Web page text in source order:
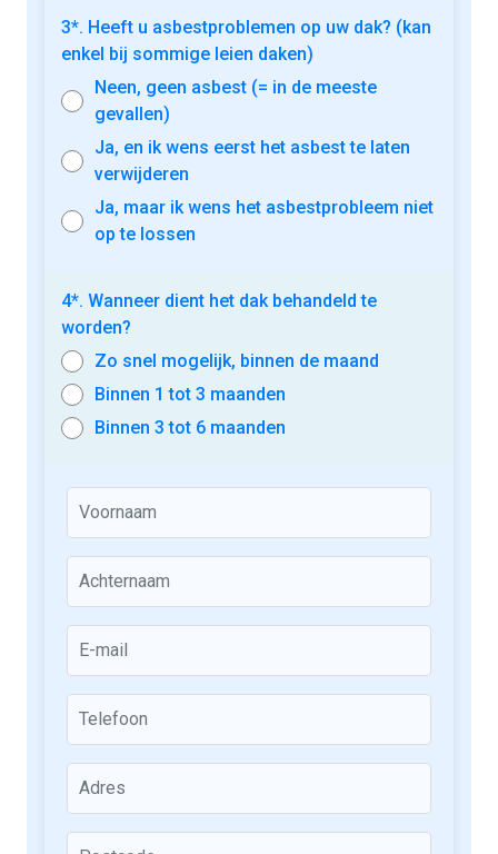
3*. Heeft u asbestproblemen op uw dak? (kan
enkel bij sommige leien daken)
Neen, geen asbest (= in de meeste
gevallen)
Ja, en ik wens eerst het asbest te laten
verwijderen
Ja, maar ik wens het asbestprobleem niet
op te lossen
4*. Wanneer dient het dak behandeld te
worden?
Zo snel mogelijk, binnen de maand
Binnen 1 tot 3 maanden
Binnen 3 tot 6 maanden